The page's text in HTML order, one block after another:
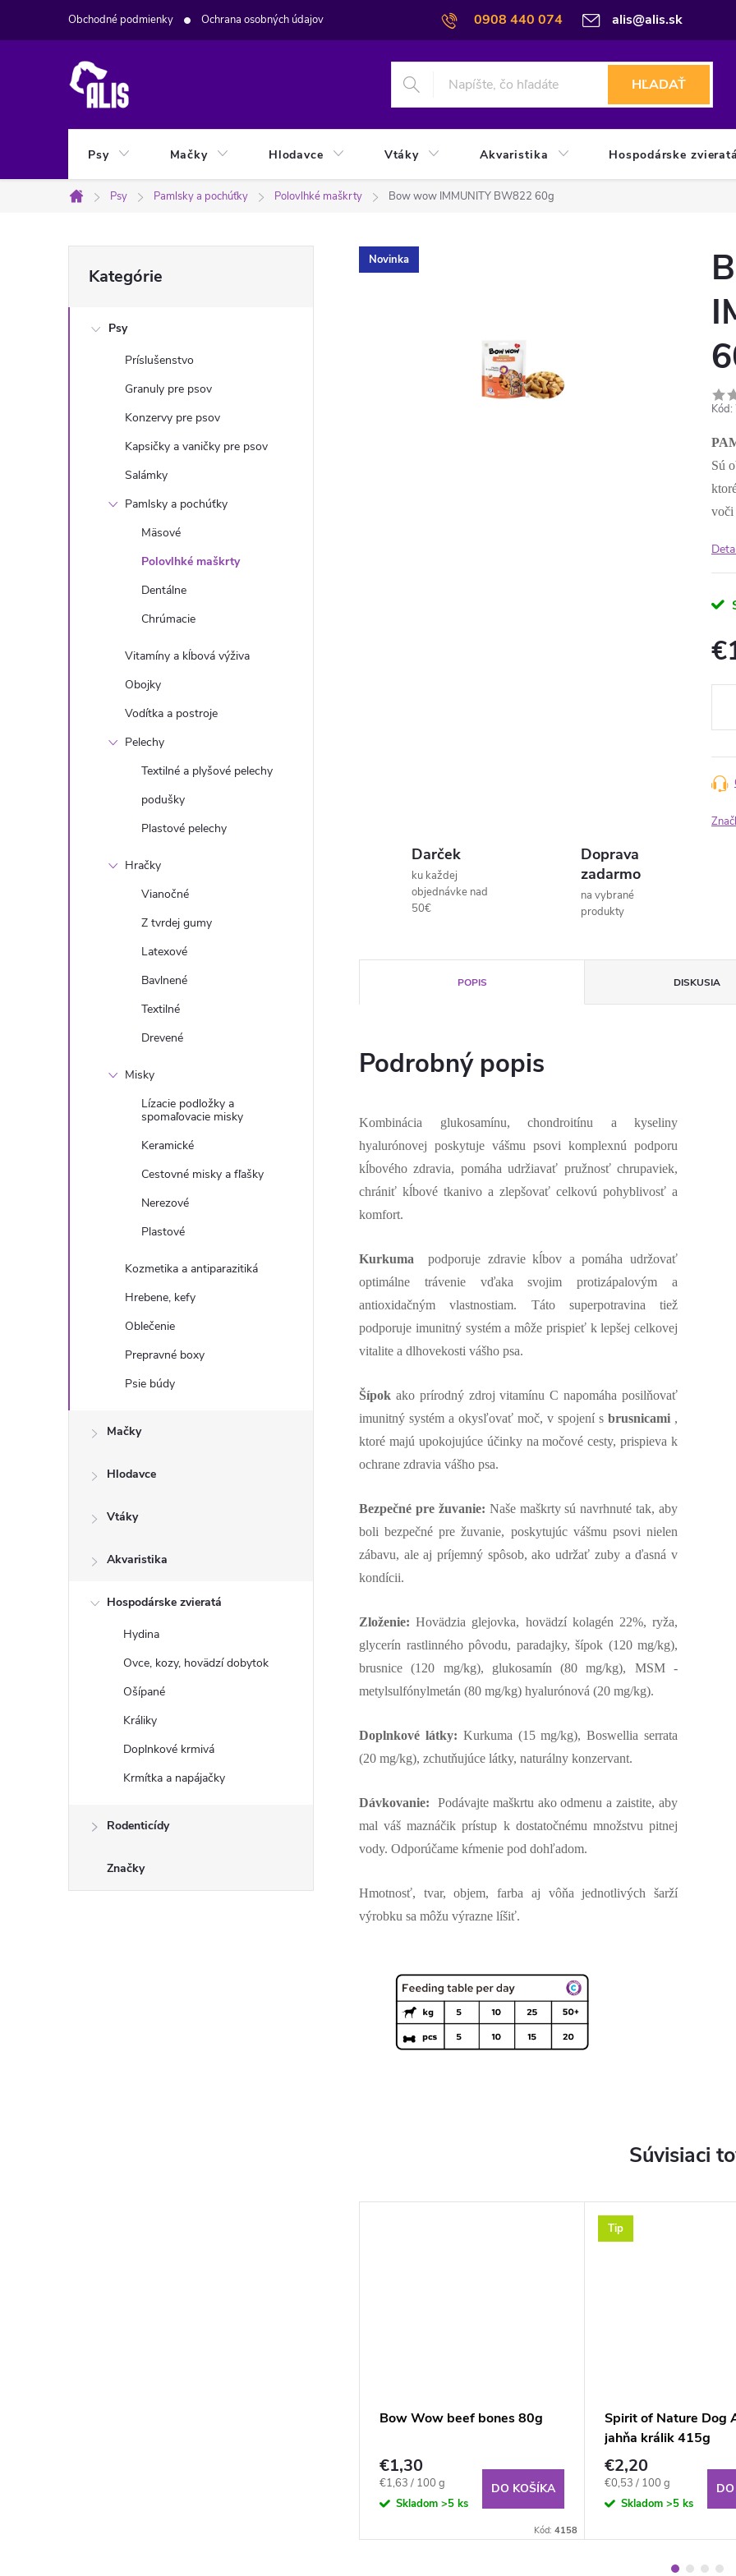
0908 440 074 alis@alis.sk
Obchodné podmienky Ochrana osobných údajov
HĽADAŤ
Psy Mačky Hlodavce Vtáky Akvaristika Hospodárske
Domov
Psy Pamlsky a pochúťky Polovlhké maškrty Bow wow IMMUNITY BW822 60g
o
kategórie
Kategórie
Psy
Príslušenstvo
Granuly pre psov
Konzervy pre psov
Kapsičky a vaničky pre psov
Salámky
Pamlsky a pochúťky
Mäsové
Polovlhké maškrty
Dentálne
Chrúmacie
Vitamíny a kĺbová výživa
Obojky
Vodítka a postroje
Pelechy
Textilné a plyšové pelechy
podušky
Plastové pelechy
Hračky
Vianočné
Z tvrdej gumy
Latexové
Bavlnené
Textilné
Drevené
Misky
Lízacie podložky a
spomaľovacie misky
Keramické
Cestovné misky a fľašky
Nerezové
Plastové
Kozmetika a antiparazitiká
Hrebene, kefy
Oblečenie
Prepravné boxy
Psie búdy
Mačky
Hlodavce
Vtáky
Akvaristika
Hospodárske zvieratá
Hydina
Ovce, kozy, hovädzí dobytok
Ošípané
Králiky
Doplnkové krmivá
Krmítka a napájačky
Rodenticídy
Značky
Novinka
Kód:
Sú
voči
Darček
ku každej
objednávke nad
50€
Doprava
zadarmo
na vybrané
produkty
POPIS DISKUSIA
Podrobný popis
Kombinácia glukosamínu, chondroitínu a kyseliny
hyalurónovej poskytuje vášmu psovi komplexnú podporu
kĺbového zdravia, pomáha udržiavať pružnosť chrupaviek,
chrániť kĺbové tkanivo a zlepšovať celkovú pohyblivosť a
komfort.
Kurkumapodporuje zdravie kĺbov a pomáha udržovať
optimálne trávenie vďaka svojim protizápalovým a
antioxidačným vlastnostiam. Táto superpotravina tiež
podporuje imunitný systém a môže prispieť k lepšej celkovej
vitalite a dlhovekosti vášho psa.
Šípok ako prírodný zdroj vitamínu C napomáha posilňovať
imunitný systém a okysľovať moč, v spojení s brusnicami ,
ktoré majú upokojujúce účinky na močové cesty, prispieva k
ochrane zdravia vášho psa.
Bezpečné pre žuvanie: Naše maškrty sú navrhnuté tak, aby
boli bezpečné pre žuvanie, poskytujúc vášmu psovi nielen
zábavu, ale aj príjemný spôsob, ako udržať zuby a ďasná v
kondícii.
Zloženie:Hovädzia glejovka, hovädzí kolagén 22%, ryža,
glycerín rastlinného pôvodu, paradajky, šípok (120 mg/kg),
brusnice (120 mg/kg), glukosamín (80 mg/kg), MSM -
metylsulfónylmetán (80 mg/kg) hyalurónová (20 mg/kg).
Doplnkové látky: Kurkuma (15 mg/kg), Boswellia serrata
(20 mg/kg), zchutňujúce látky, naturálny konzervant.
Dávkovanie:
Podávajte maškrtu ako odmenu a zaistite, aby
mal váš maznáčik prístup k dostatočnému množstvu pitnej
vody. Odporúčame kŕmenie pod dohľadom.
Hmotnosť, tvar, objem, farba aj vôňa jednotlivých šarží
výrobku sa môžu výrazne líšiť.
Súvisiaci
Bow Wow beef bones 80g
€1,30
Jednotková
cena:
€1,63 / 100 g
Skladom >5 ks
DO KOŠÍKA
Kód: 4158
Tip
Spirit of Nature Dog
jahňa králik 415g
€2,20
Jednotková
cena:
€0,53 / 100 g
Skladom >5 ks